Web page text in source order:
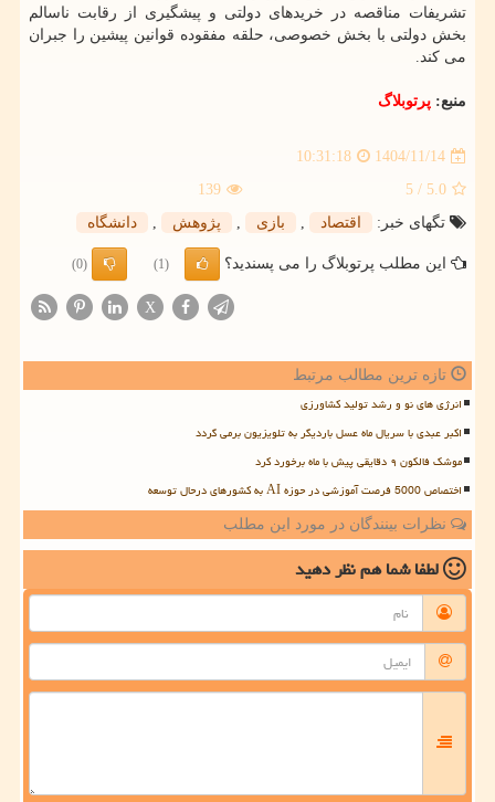
تشریفات مناقصه در خریدهای دولتی و پیشگیری از رقابت ناسالم
بخش دولتی با بخش خصوصی، حلقه مفقوده قوانین پیشین را جبران
می کند.
منبع: پرتوبلاگ
1404/11/14
10:31:18
5.0
/ 5
139
تگهای خبر:
اقتصاد , بازی , پژوهش , دانشگاه
این مطلب پرتوبلاگ را می پسندید؟ (1)
(0)
X
تازه ترین مطالب مرتبط
انرژی های نو و رشد تولید کشاورزی
اکبر عبدی با سریال ماه عسل باردیگر به تلویزیون برمی گردد
موشک فالکون ۹ دقایقی پیش با ماه برخورد کرد
اختصاص 5000 فرصت آموزشی در حوزه AI به کشورهای درحال توسعه
نظرات بینندگان در مورد این مطلب
لطفا شما همنظر دهید